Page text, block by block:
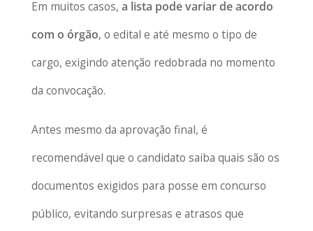
Em muitos casos, a lista pode variar de acordo
com o órgão, o edital e até mesmo o tipo de
cargo, exigindo atenção redobrada no momento
da convocação.
Antes mesmo da aprovação final, é
recomendável que o candidato saiba quais são os
documentos exigidos para posse em concurso
público, evitando surpresas e atrasos que